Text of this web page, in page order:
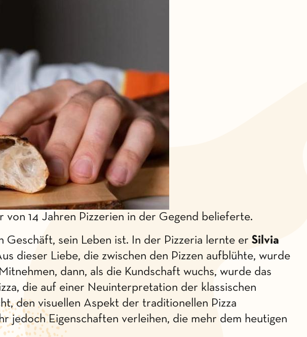
14 Jahren Pizzerien in der Gegend belieferte.
Geschäft, sein Leben ist. In der Pizzeria lernte er Silvia
dieser Liebe, die zwischen den Pizzen aufblühte, wurde
dann, als die Kundschaft wuchs, wurde das
die auf einer Neuinterpretation der klassischen
den visuellen Aspekt der traditionellen Pizza
jedoch Eigenschaften verleihen, die mehr dem heutigen